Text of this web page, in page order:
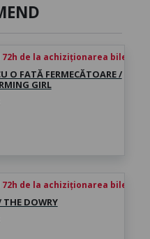
de la achiziționarea biletului
O FATĂ FERMECĂTOARE /
GIRL
de la achiziționarea biletului
THE DOWRY